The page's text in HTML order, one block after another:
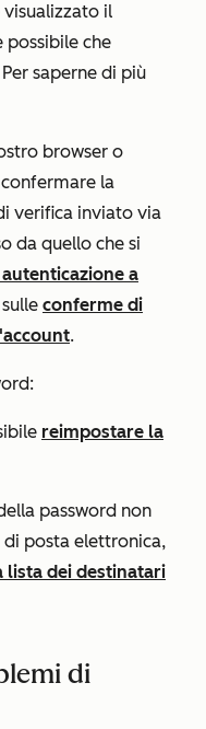
visualizzato il
possibile che
saperne di più
browser o
la
verifica inviato via
da quello che si
autenticazione a
conferme di
.
reimpostare la
password non
di posta elettronica,
lista dei destinatari
di